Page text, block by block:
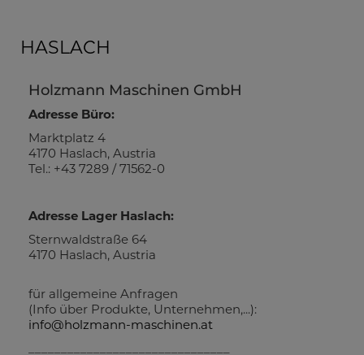
HASLACH
Holzmann Maschinen GmbH
Adresse Büro:
Marktplatz 4
4170 Haslach, Austria
Tel.: +43 7289 / 71562-0
Adresse Lager Haslach:
Sternwaldstraße 64
4170 Haslach, Austria
für allgemeine Anfragen
(Info über Produkte, Unternehmen,...):
info@holzmann-maschinen.at